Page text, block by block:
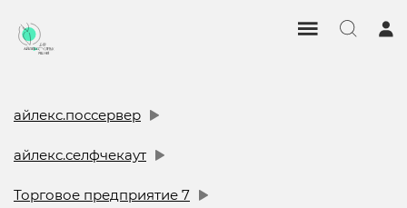
айлекс.поссервер
айлекс.селфчекаут
Торговое предприятие 7